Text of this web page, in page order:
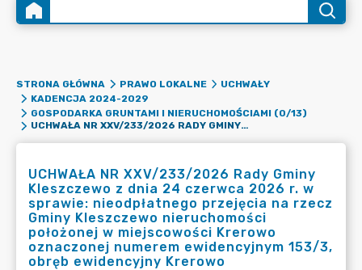
STRONA GŁÓWNA PRAWO LOKALNE
UCHWAŁY
KADENCJA 2024-2029
GOSPODARKA GRUNTAMI I NIERUCHOMOŚCIAMI (0/13)
UCHWAŁA NR XXV/233/2026 RADY GMINY KLESZCZEWO Z DNIA 24 CZERWCA 2026 R. W SPRAWIE: NIEODPŁATNEGO PRZEJĘCIA NA RZECZ GMINY KLESZCZEWO NIERUCHOMOŚCI POŁOŻONEJ W MIEJSCOWOŚCI KREROWO OZNACZONEJ NUMEREM EWIDENCYJNYM 153/3, OBRĘB EWIDENCYJNY KREROWO
UCHWAŁA NR XXV/233/2026 Rady Gminy
Kleszczewo z dnia 24 czerwca 2026 r. w
sprawie: nieodpłatnego przejęcia na rzecz
Gminy Kleszczewo nieruchomości
położonej w miejscowości Krerowo
oznaczonej numerem ewidencyjnym 153/3,
obręb ewidencyjny Krerowo